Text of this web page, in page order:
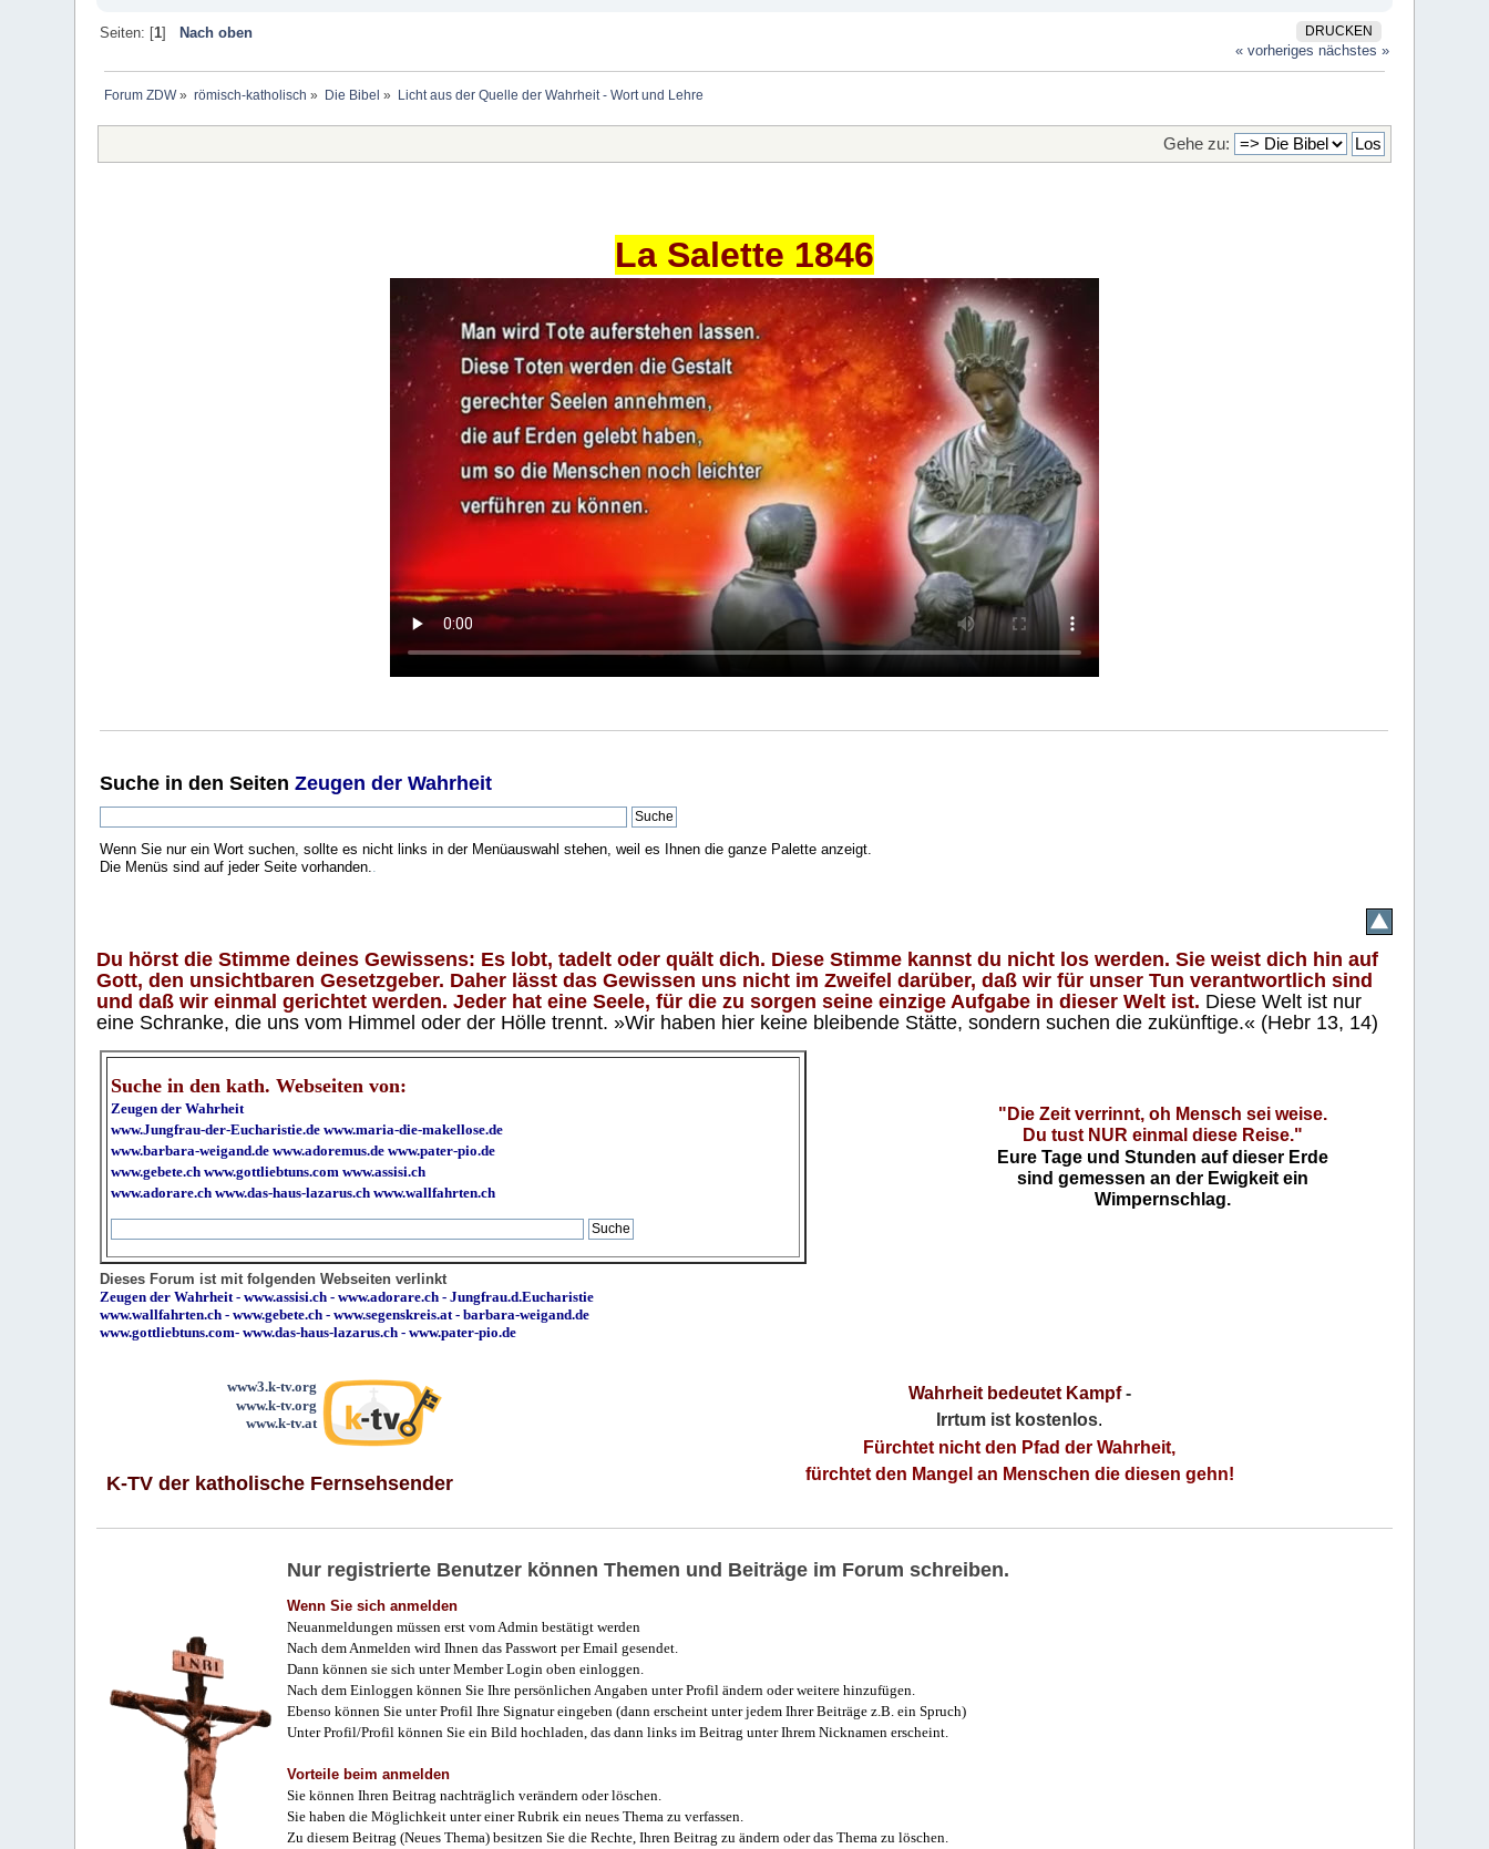
DRUCKEN
Seiten: [1]
Nach oben
« vorheriges nächstes »
Forum ZDW» römisch-katholisch » Die Bibel » Licht aus der Quelle der Wahrheit - Wort und Lehre
Gehe zu:
La Salette 1846
Suche in den SeitenZeugen der Wahrheit
Wenn Sie nur ein Wort suchen, sollte es nicht links in der Menüauswahl stehen, weil es Ihnen die ganze Palette anzeigt.
Die Menüs sind auf jeder Seite vorhanden..
Du hörst die Stimme deines Gewissens: Es lobt, tadelt oder quält dich. Diese Stimme kannst du nicht los werden. Sie weist dich hin auf
Gott, den unsichtbaren Gesetzgeber. Daher lässt das Gewissen uns nicht im Zweifel darüber, daß wir für unser Tun verantwortlich sind
und daß wir einmal gerichtet werden. Jeder hat eine Seele, für die zu sorgen seine einzige Aufgabe in dieser Welt ist. Diese Welt ist nur
eine Schranke, die uns vom Himmel oder der Hölle trennt. »Wir haben hier keine bleibende Stätte, sondern suchen die zukünftige.« (Hebr 13, 14)
Suche in den kath. Webseiten von:
Zeugen der Wahrheit
www.Jungfrau-der-Eucharistie.de www.maria-die-makellose.de
www.barbara-weigand.de www.adoremus.de www.pater-pio.de
www.gebete.ch www.gottliebtuns.com www.assisi.ch
www.adorare.ch www.das-haus-lazarus.ch www.wallfahrten.ch
"Die Zeit verrinnt, oh Mensch sei weise.
Du tust NUR einmal diese Reise."
Eure Tage und Stunden auf dieser Erde
sind gemessen an der Ewigkeit ein
Wimpernschlag.
Dieses Forum ist mit folgenden Webseiten verlinkt
Zeugen der Wahrheit-www.assisi.ch -www.adorare.ch -Jungfrau.d.Eucharistie
www.wallfahrten.ch -www.gebete.ch -www.segenskreis.at-barbara-weigand.de
www.gottliebtuns.com-www.das-haus-lazarus.ch - www.pater-pio.de
www3.k-tv.org
www.k-tv.org
www.k-tv.at
K-TV der katholische Fernsehsender
Wahrheit bedeutet Kampf-
Irrtum ist kostenlos.
Fürchtet nicht den Pfad der Wahrheit,
fürchtet den Mangel an Menschen die diesen gehn!
Nur registrierte Benutzer können Themen und Beiträge im Forum schreiben.
Wenn Sie sich anmelden
Neuanmeldungen müssen erst vom Admin bestätigt werden
Nach dem Anmelden wird Ihnen das Passwort per Email gesendet.
Dann können sie sich unter Member Login oben einloggen.
Nach dem Einloggen können Sie Ihre persönlichen Angaben unter Profil ändern oder weitere hinzufügen.
Ebenso können Sie unter Profil Ihre Signatur eingeben (dann erscheint unter jedem Ihrer Beiträge z.B. ein Spruch)
Unter Profil/Profil können Sie ein Bild hochladen, das dann links im Beitrag unter Ihrem Nicknamen erscheint.
Vorteile beim anmelden
Sie können Ihren Beitrag nachträglich verändern oder löschen.
Sie haben die Möglichkeit unter einer Rubrik ein neues Thema zu verfassen.
Zu diesem Beitrag (Neues Thema) besitzen Sie die Rechte, Ihren Beitrag zu ändern oder das Thema zu löschen.